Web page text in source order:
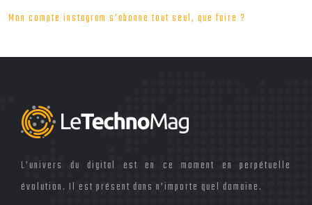
Mon compte instagram s’abonne tout seul, que faire ?
L’univers du digital est en ce moment en perpétuelle
évolution. Il est présent dans n’importe quel domaine.